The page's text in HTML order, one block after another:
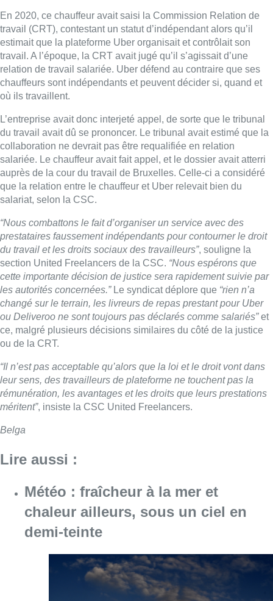
En 2020, ce chauffeur avait saisi la Commission Relation de
travail (CRT), contestant un statut d’indépendant alors qu’il
estimait que la plateforme Uber organisait et contrôlait son
travail. A l’époque, la CRT avait jugé qu’il s’agissait d’une
relation de travail salariée. Uber défend au contraire que ses
chauffeurs sont indépendants et peuvent décider si, quand et
où ils travaillent.
L’entreprise avait donc interjeté appel, de sorte que le tribunal
du travail avait dû se prononcer. Le tribunal avait estimé que la
collaboration ne devrait pas être requalifiée en relation
salariée. Le chauffeur avait fait appel, et le dossier avait atterri
auprès de la cour du travail de Bruxelles. Celle-ci a considéré
que la relation entre le chauffeur et Uber relevait bien du
salariat, selon la CSC.
“Nous combattons le fait d’organiser un service avec des
prestataires faussement indépendants pour contourner le droit
du travail et les droits sociaux des travailleurs”, souligne la
section United Freelancers de la CSC. “Nous espérons que
cette importante décision de justice sera rapidement suivie par
les autorités concernées.”Le syndicat déplore que “rien n’a
changé sur le terrain, les livreurs de repas prestant pour Uber
ou Deliveroo ne sont toujours pas déclarés comme salariés”et
ce, malgré plusieurs décisions similaires du côté de la justice
ou de la CRT.
“Il n’est pas acceptable qu’alors que la loi et le droit vont dans
leur sens, des travailleurs de plateforme ne touchent pas la
rémunération, les avantages et les droits que leurs prestations
méritent”, insiste la CSC United Freelancers.
Belga
Lire aussi :
Météo : fraîcheur à la mer et
chaleur ailleurs, sous un ciel en
demi-teinte